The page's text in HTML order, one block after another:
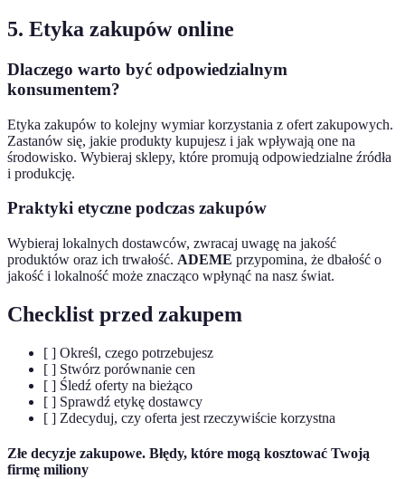
5. Etyka zakupów online
Dlaczego warto być odpowiedzialnym
konsumentem?
Etyka zakupów to kolejny wymiar korzystania z ofert zakupowych.
Zastanów się, jakie produkty kupujesz i jak wpływają one na
środowisko. Wybieraj sklepy, które promują odpowiedzialne źródła
i produkcję.
Praktyki etyczne podczas zakupów
Wybieraj lokalnych dostawców, zwracaj uwagę na jakość
produktów oraz ich trwałość. ADEME przypomina, że dbałość o
jakość i lokalność może znacząco wpłynąć na nasz świat.
Checklist przed zakupem
[ ] Określ, czego potrzebujesz
[ ] Stwórz porównanie cen
[ ] Śledź oferty na bieżąco
[ ] Sprawdź etykę dostawcy
[ ] Zdecyduj, czy oferta jest rzeczywiście korzystna
Złe decyzje zakupowe. Błędy, które mogą kosztować Twoją
firmę miliony